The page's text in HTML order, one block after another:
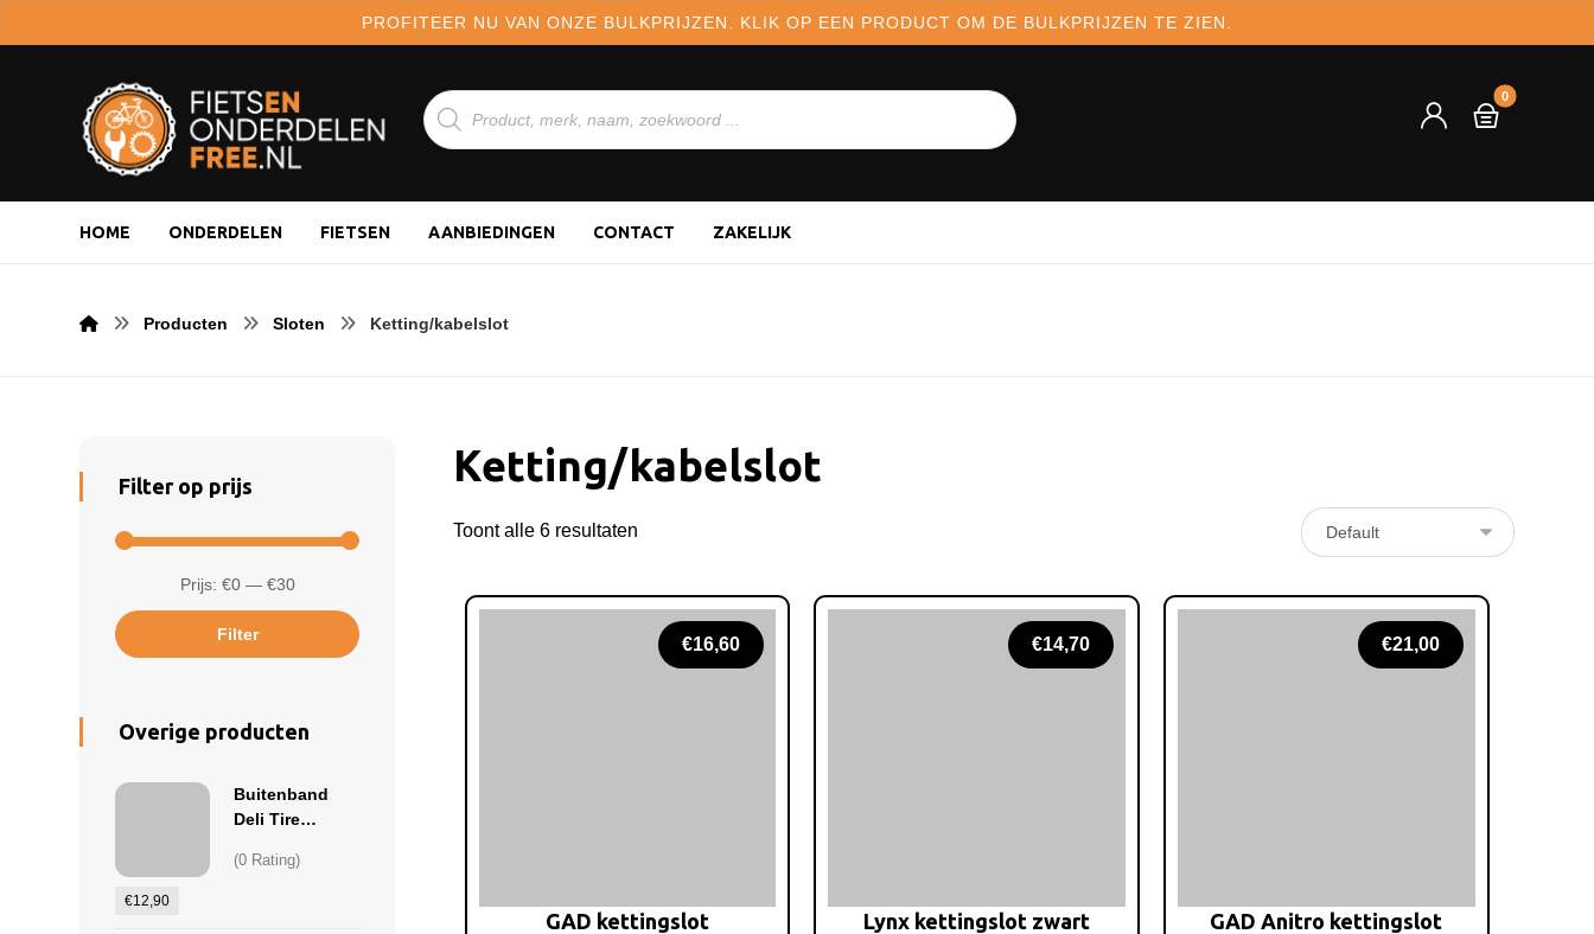
PROFITEER NU VAN ONZE BULKPRIJZEN. KLIK OP EEN PRODUCT OM DE BULKPRIJZEN TE ZIEN.
HOME ONDERDELEN FIETSEN AANBIEDINGEN CONTACT ZAKELIJK
Producten Sloten Ketting/kabelslot
Ketting/kabelslot
Toont alle 6 resultaten
GAD kettingslot
€16,60
Lynx kettingslot zwart
€14,70
GAD Anitro kettingslot
€21,00
Filter op prijs
Filter
Prijs: €0— €30
Overige producten
Buitenband
Deli Tire
457), o.a.
(0 Rating)
€12,90